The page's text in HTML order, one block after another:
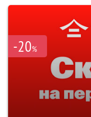
-20%